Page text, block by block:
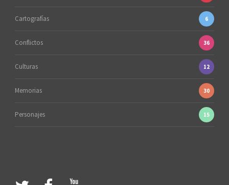
Cartografías 6
Conflictos 36
Culturas 12
Memorias 30
Personajes 15